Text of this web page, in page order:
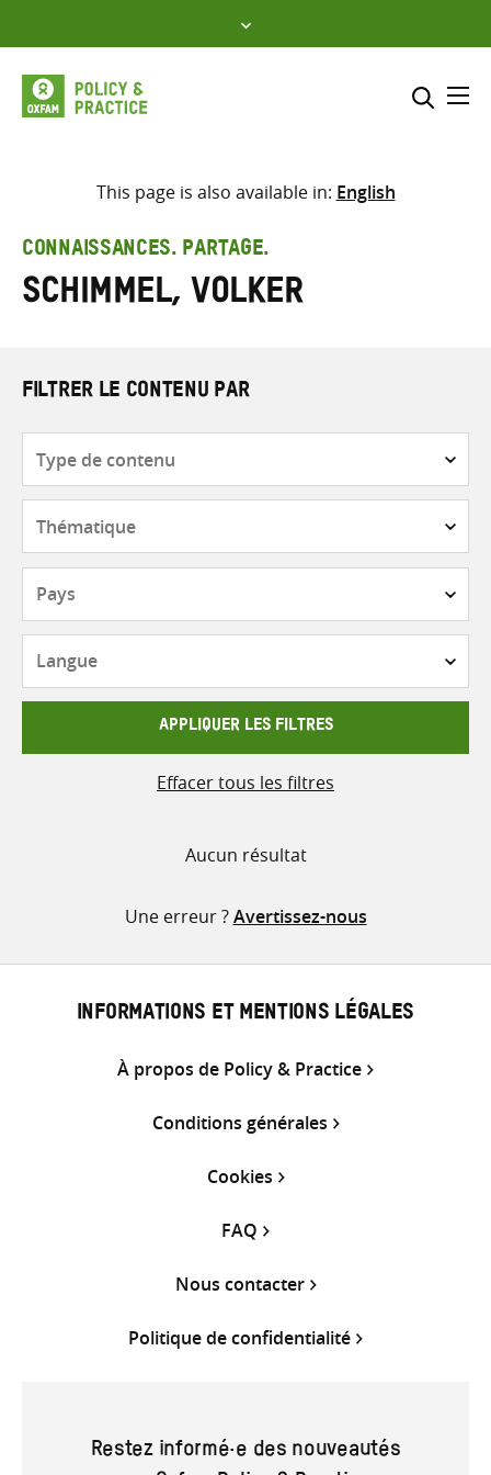
to
content
Sélectionner l’emplacement
Saisir
les
termes
This page is also available in: English
CONNAISSANCES. PARTAGE.
Schimmel, Volker
FILTRER LE CONTENU PAR
contenu
APPLIQUER LES FILTRES
Effacer tous les filtres
Aucun résultat
Une erreur ?Avertissez-nous
INFORMATIONS ET MENTIONS LÉGALES
À propos de Policy & Practice
Conditions générales
Cookies
FAQ
Nous contacter
Politique de confidentialité
Restez informé·e des nouveautés